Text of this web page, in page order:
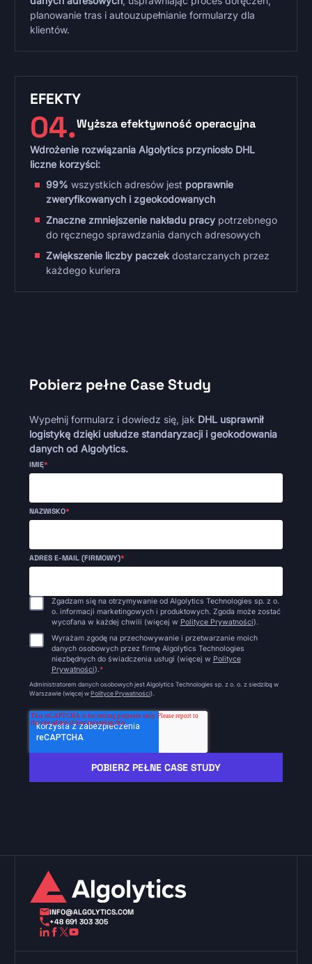
planowanie tras i autouzupełnianie formularzy dla
klientów.
EFEKTY
04.Wyższa efektywność operacyjna
Wdrożenie rozwiązania Algolytics przyniosło DHL
liczne korzyści:
99% wszystkich adresów jest poprawnie
zweryfikowanych i zgeokodowanych
Znaczne zmniejszenie nakładu pracypotrzebnego
do ręcznego sprawdzania danych adresowych
Zwiększenie liczby paczek dostarczanych przez
każdego kuriera
Pobierz pełne Case Study
Wypełnij formularz i dowiedz się, jak DHL usprawnił
logistykę dzięki usłudze standaryzacji i geokodowania
danych od Algolytics.
IMIĘ*
NAZWISKO*
ADRES E-MAIL (FIRMOWY)*
Zgadzam się na otrzymywanie od Algolytics Technologies sp. z o.
o. informacji marketingowych i produktowych. Zgoda może zostać
wycofana w każdej chwili (więcej w Polityce Prywatności).
Wyrażam zgodę na przechowywanie i przetwarzanie moich
danych osobowych przez firmę Algolytics Technologies
niezbędnych do świadczenia usługi (więcej w Polityce
Prywatności).*
Administratorem danych osobowych jest Algolytics Technologies sp. z o. o. z siedzibą w
Warszawie (więcej w Polityce Prywatności).
INFO@ALGOLYTICS.COM
+48 691 303 305